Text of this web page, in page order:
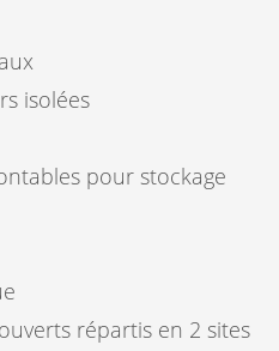
isolées
pour stockage
répartis en 2 sites